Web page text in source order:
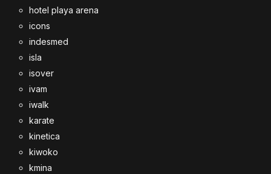
hotel playa arena
icons
indesmed
isla
isover
ivam
iwalk
karate
kinetica
kiwoko
kmina